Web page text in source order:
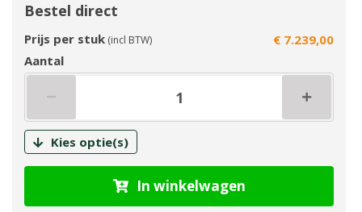
Bestel direct
Prijs per stuk (incl BTW)
€ 7.239,00
Aantal
Kies optie(s)
In winkelwagen